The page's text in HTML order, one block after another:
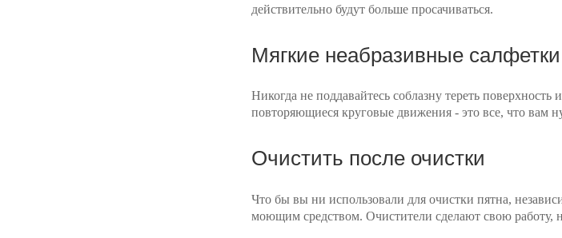
действительно будут больше просачиваться.
Мягкие неабразивные салфетки
Никогда не поддавайтесь соблазну тереть
повторяющиеся круговые движения - это все, что вам
Очистить после очистки
Что бы вы ни использовали для очистки пятна,
моющим средством. Очистители сделают свою работу,